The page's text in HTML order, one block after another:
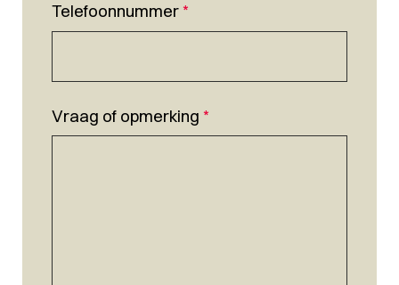
Telefoonnummer*
Vraag of opmerking *